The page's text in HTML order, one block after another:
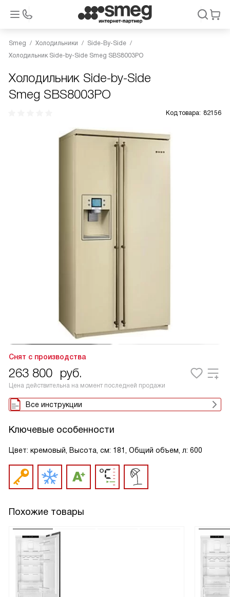
Smeg Холодильники
Side-By-Side
Холодильник Side-by-Side Smeg SBS8003PO
Холодильник Side-by-Side
Smeg SBS8003PO
Код товара: 82156
Снят с производства
263 800 руб.
Цена действительна на момент последней продажи
Все инструкции
Ключевые особенности
Цвет: кремовый, Высота, см: 181, Общий объем, л: 600
Похожие товары